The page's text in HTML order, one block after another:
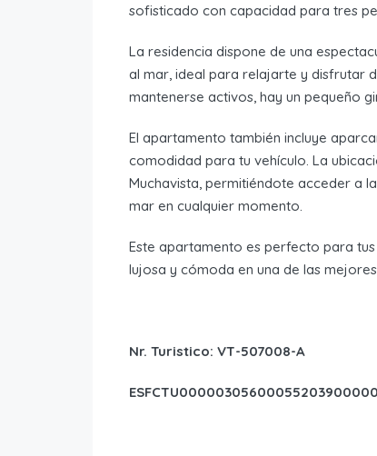
sofisticado con capacidad para tres
La residencia dispone de una
al mar, ideal para relajarte y disfrutar
mantenerse activos, hay un pequeño
El apartamento también incluye
comodidad para tu vehículo. La
Muchavista, permitiéndote acceder a
mar en cualquier momento.
Este apartamento es perfecto para
lujosa y cómoda en una de las
Nr. Turistico: VT-507008-A